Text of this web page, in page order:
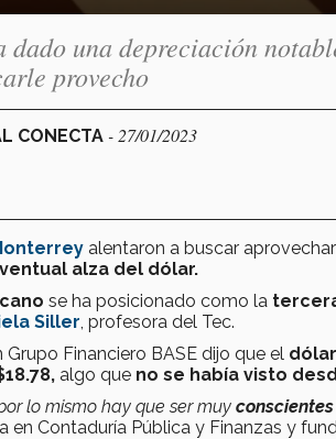
dado una depreciación
provecho
CONECTA - 27/01/2023
alentaron a buscar
alza del dólar.
se ha posicionado como la
Siller , profesora del Tec.
Financiero BASE dijo que el
algo que no se había visto
lo mismo hay que ser muy
en Contaduría Pública y Finanzas y